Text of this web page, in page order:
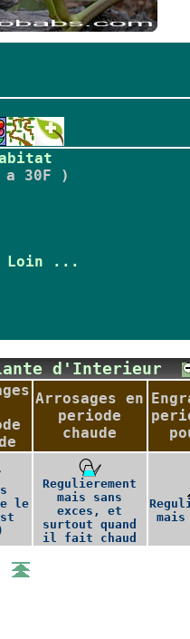
a 30F )
Loin ...
d'Interieur
Arrosages en
periode
chaude
le
Regulierement
mais sans
exces, et
surtout quand
il fait chaud
mais